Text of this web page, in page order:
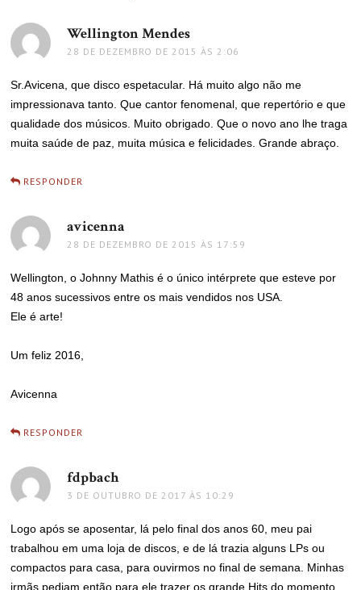
Wellington Mendes
28 DE DEZEMBRO DE 2015 ÀS 2:06
Sr.Avicena, que disco espetacular. Há muito algo não me
impressionava tanto. Que cantor fenomenal, que repertório e que
qualidade dos músicos. Muito obrigado. Que o novo ano lhe traga
muita saúde de paz, muita música e felicidades. Grande abraço.
RESPONDER
avicenna
28 DE DEZEMBRO DE 2015 ÀS 17:59
Wellington, o Johnny Mathis é o único intérprete que esteve por
48 anos sucessivos entre os mais vendidos nos USA.
Ele é arte!
Um feliz 2016,
Avicenna
RESPONDER
fdpbachdisse:
3 DE OUTUBRO DE 2017 ÀS 10:29
Logo após se aposentar, lá pelo final dos anos 60, meu pai
trabalhou em uma loja de discos, e de lá trazia alguns LPs ou
compactos para casa, para ouvirmos no final de semana. Minhas
irmãs pediam então para ele trazer os grande Hits do momento